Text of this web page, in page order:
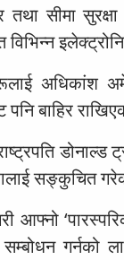
तथा सीमा
विभिन्न
अधिकांश
बाहिर
सङ्कुचित
आफ्नो
गर्नको